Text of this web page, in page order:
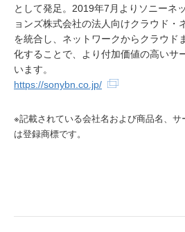
として発足。2019年7月よりソニーネ
ョンズ株式会社の法人向けクラウド・
を統合し、ネットワークからクラウド
化することで、より付加価値の高いサ
います。
https://sonybn.co.jp/
※記載されている会社名および商品名、サ
は登録商標です。